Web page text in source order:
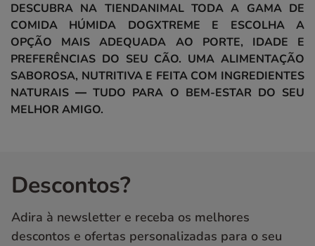
DESCUBRA NA TIENDANIMAL TODA A GAMA DE
COMIDA HÚMIDA DOGXTREME E ESCOLHA A
OPÇÃO MAIS ADEQUADA AO PORTE, IDADE E
PREFERÊNCIAS DO SEU CÃO. UMA ALIMENTAÇÃO
SABOROSA, NUTRITIVA E FEITA COM INGREDIENTES
NATURAIS — TUDO PARA O BEM-ESTAR DO SEU
MELHOR AMIGO.
Descontos?
Adira à newsletter e receba os melhores
descontos e ofertas personalizadas para o seu